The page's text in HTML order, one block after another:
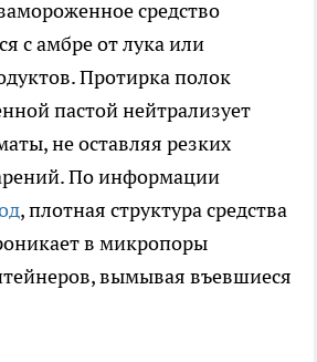
средство
с амбре от лука или
Протирка полок
пастой нейтрализует
не оставляя резких
По информации
, плотная структура средства
в микропоры
вымывая въевшиеся